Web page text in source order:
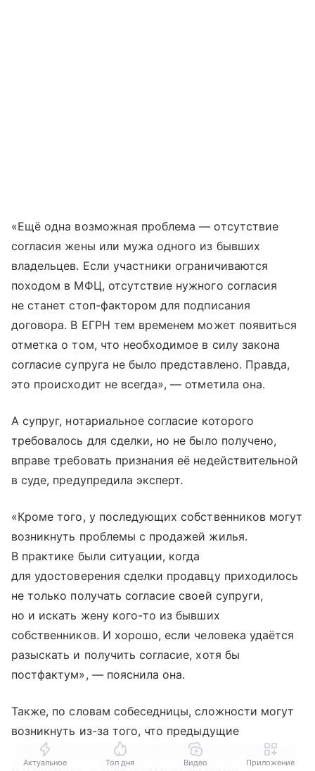
«Ещё одна возможная проблема — отсутствие
согласия жены или мужа одного из бывших
владельцев. Если участники ограничиваются
походом в МФЦ, отсутствие нужного согласия
не станет стоп-фактором для подписания
договора. В ЕГРН тем временем может появиться
отметка о том, что необходимое в силу закона
согласие супруга не было представлено. Правда,
это происходит не всегда», — отметила она.
А супруг, нотариальное согласие которого
требовалось для сделки, но не было получено,
вправе требовать признания её недействительной
в суде, предупредила эксперт.
«Кроме того, у последующих собственников могут
возникнуть проблемы с продажей жилья.
В практике были ситуации, когда
для удостоверения сделки продавцу приходилось
не только получать согласие своей супруги,
но и искать жену кого-то из бывших
собственников. И хорошо, если человека удаётся
разыскать и получить согласие, хотя бы
постфактум», — пояснила она.
Также, по словам собеседницы, сложности могут
возникнуть из-за того, что предыдущие
собственники купили недвижимость на средства
Актуальное Топ дня Видео Приложение